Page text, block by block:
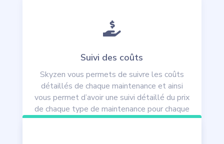

Suivi des coûts
Skyzen vous permets de suivre les coûts
détaillés de chaque maintenance et ainsi
vous permet d’avoir une suivi détaillé du prix
de chaque type de maintenance pour chaque
aéronef.